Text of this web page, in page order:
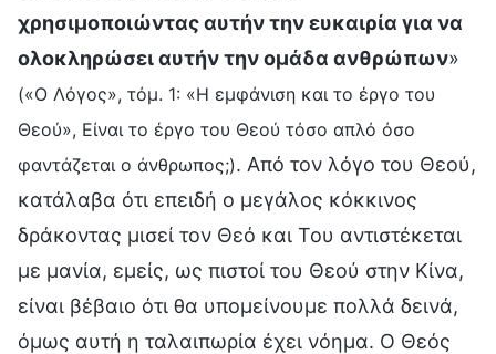
χρησιμοποιώντας αυτήν την ευκαιρία για να
ολοκληρώσει αυτήν την ομάδα ανθρώπων»
(«Ο Λόγος», τόμ. 1: «Η εμφάνιση και το έργο του
Θεού», Είναι το έργο του Θεού τόσο απλό όσο
φαντάζεται ο άνθρωπος;). Από τον λόγο του Θεού,
κατάλαβα ότι επειδή ο μεγάλος κόκκινος
δράκοντας μισεί τον Θεό και Του αντιστέκεται
με μανία, εμείς, ως πιστοί του Θεού στην Κίνα,
είναι βέβαιο ότι θα υπομείνουμε πολλά δεινά,
όμως αυτή η ταλαιπωρία έχει νόημα. Ο Θεός